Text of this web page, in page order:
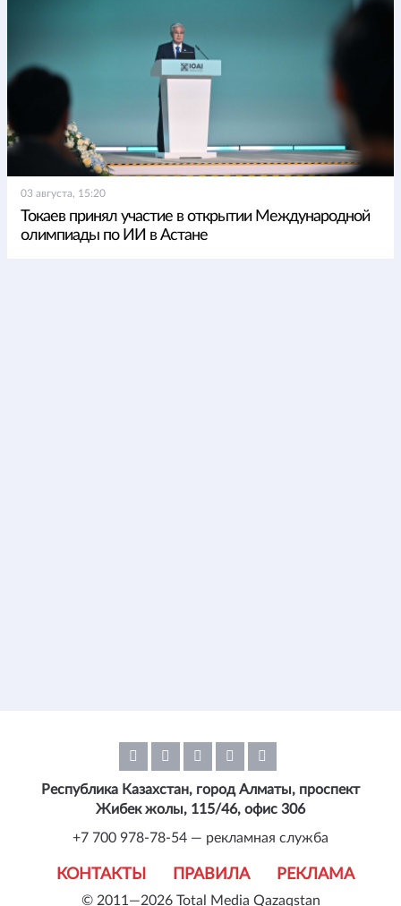
03 августа, 15:20
Токаев принял участие в открытии Международной
олимпиады по ИИ в Астане
© 2011—2026 Total Media Qazaqstan
КОНТАКТЫ ПРАВИЛА РЕКЛАМА
Республика Казахстан, город Алматы, проспект
Жибек жолы, 115/46, офис 306
+7 700 978-78-54 — рекламная служба